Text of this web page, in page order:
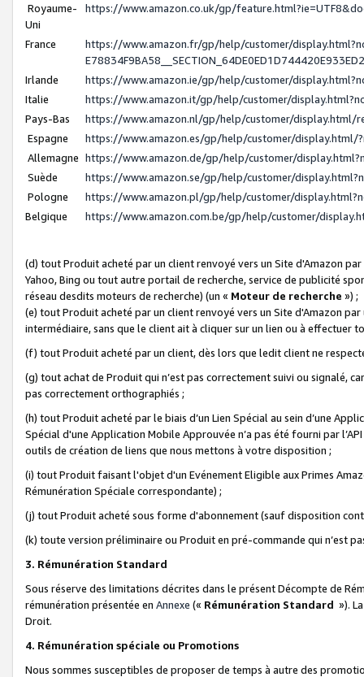
Royaume-
Uni
https://www.amazon.co.uk/gp/
France
https://www.amazon.fr/gp/help/customer/
Irlande
https://www.amazon.ie/gp/help/customer/
Italie
https://www.amazon.it/gp/help/customer/
Pays-Bas
https://www.amazon.nl/gp/help/customer/display.html/
Espagne
https://www.amazon.es/gp/help/customer/display.html/
Allemagne https://www.amazon.de/gp/help/customer/
Suède
https://www.amazon.se/gp/help/customer/
Pologne
https://www.amazon.pl/gp/help/customer/
Belgique
https://www.amazon.com.be/gp/help/customer/
(d) tout Produit acheté par un client renvoyé vers un Site d'Amazon
Yahoo, Bing ou tout autre portail de recherche, service de publicité
réseau desdits moteurs de recherche) (un « Moteur de recherche ») ;
(e) tout Produit acheté par un client renvoyé vers un Site d'Amazon
intermédiaire, sans que le client ait à cliquer sur un lien ou à
(f) tout Produit acheté par un client, dès lors que ledit client ne
(g) tout achat de Produit qui n’est pas correctement suivi ou signalé,
pas correctement orthographiés ;
(h) tout Produit acheté par le biais d’un Lien Spécial au sein d’une
Spécial d'une Application Mobile Approuvée n’a pas été fourni par
outils de création de liens que nous mettons à votre disposition ;
(i) tout Produit faisant l'objet d'un Evénement Eligible aux Primes
Rémunération Spéciale correspondante) ;
(j) tout Produit acheté sous forme d'abonnement (sauf disposition
(k) toute version préliminaire ou Produit en pré-commande qui n’est
3. Rémunération Standard
Sous réserve des limitations décrites dans le présent Décompte de
rémunération présentée en Annexe (« Rémunération Standard »).
Droit.
4. Rémunération spéciale ou Promotions
Nous sommes susceptibles de proposer de temps à autre des